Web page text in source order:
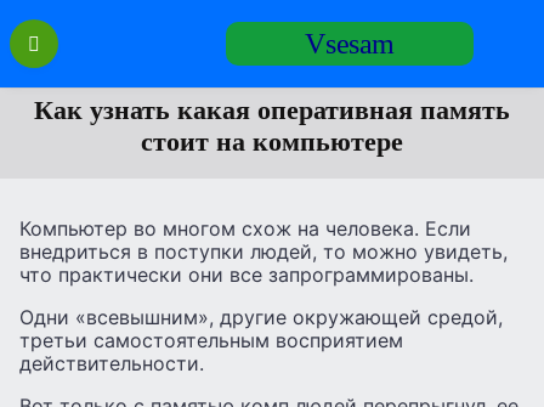
Перейти
содержанию
Vsesam
Как узнать какая оперативная память
стоит на компьютере
Компьютер во многом схож на человека. Если
внедриться в поступки людей, то можно увидеть,
что практически они все запрограммированы.
Одни «всевышним», другие окружающей средой,
третьи самостоятельным восприятием
действительности.